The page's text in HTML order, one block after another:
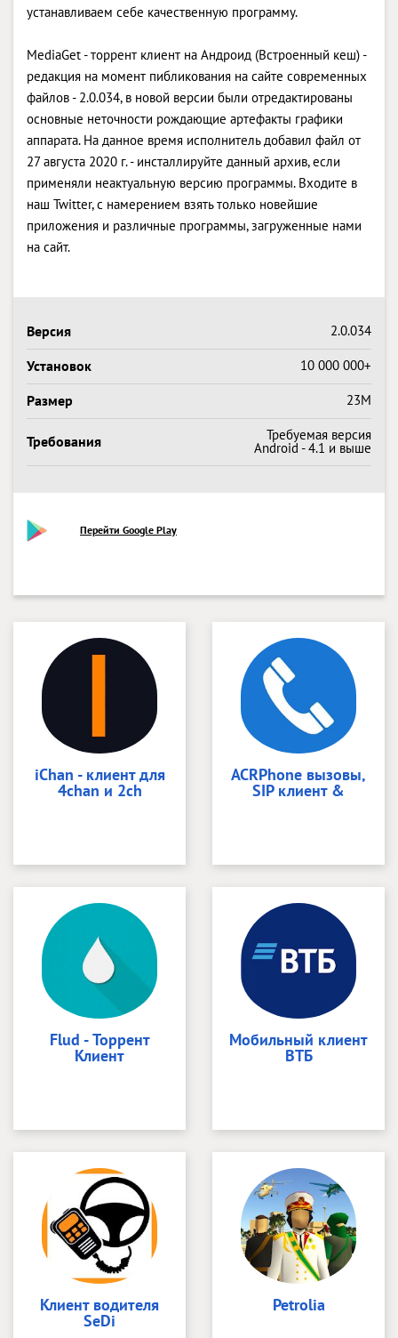
устанавливаем себе качественную программу.
MediaGet - торрент клиент на Андроид (Встроенный кеш) -
редакция на момент пибликования на сайте современных
файлов - 2.0.034, в новой версии были отредактированы
основные неточности рождающие артефакты графики
аппарата. На данное время исполнитель добавил файл от
27 августа 2020 г. - инсталлируйте данный архив, если
применяли неактуальную версию программы. Входите в
наш Twitter, с намерением взять только новейшие
приложения и различные программы, загруженные нами
на сайт.
Версия 2.0.034
Установок 10 000 000+
Размер 23M
Требования Требуемая версия
Android - 4.1 и выше
Перейти Google Play
iChan - клиент для
4chan и 2ch
ACRPhone вызовы,
SIP клиент &
Flud - Торрент
Клиент
Мобильный клиент
ВТБ
Клиент водителя
SeDi
Petrolia